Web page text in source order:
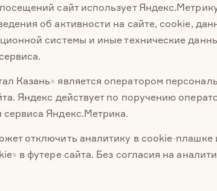
сайт использует
об активности на сайте, cookie,
системы и иные технические
Казань» является оператором
Яндекс действует по поручению
сервиса Яндекс.Метрика.
отключить аналитику в cookie-плашке
в футере сайта. Без согласия на